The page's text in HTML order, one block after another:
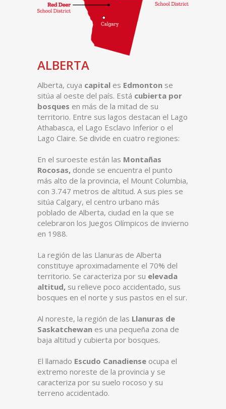
ALBERTA
Alberta, cuya capital es Edmonton se
sitúa al oeste del país. Está cubierta por
bosques en más de la mitad de su
territorio. Entre sus lagos destacan el Lago
Athabasca, el Lago Esclavo Inferior o el
Lago Claire. Se divide en cuatro regiones:
En el suroeste están las Montañas
Rocosas, donde se encuentra el punto
más alto de la provincia, el Mount Columbia,
con 3.747 metros de altitud. A sus pies se
sitúa Calgary, el centro urbano más
poblado de Alberta, ciudad en la que se
celebraron los Juegos Olímpicos de invierno
en 1988.
La región de las Llanuras de Alberta
constituye aproximadamente el 70% del
territorio. Se caracteriza por su elevada
altitud, su relieve poco accidentado, sus
bosques en el norte y sus pastos en el sur.
Al noreste, la región de las Llanuras de
Saskatchewan es una pequeña zona de
baja altitud y cubierta por bosques.
El llamado Escudo Canadiense ocupa el
extremo noreste de la provincia y se
caracteriza por su suelo rocoso y su
terreno accidentado.